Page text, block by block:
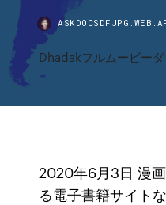
Dhadakフルムービー
2020年6月3日 漫
る電子書籍サイト